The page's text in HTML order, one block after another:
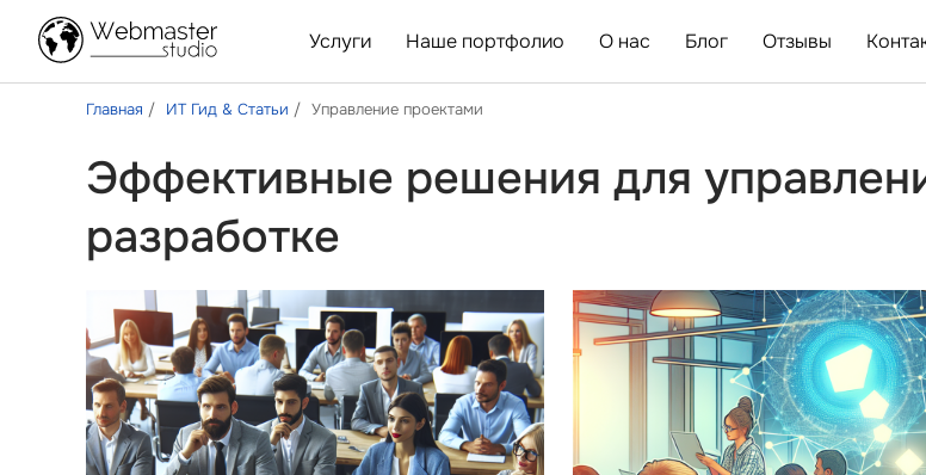
Услуги Наше портфолио О нас Блог Отзывы
Главная ИТ Гид & Статьи Управление проектами
Эффективные решения для
разработке